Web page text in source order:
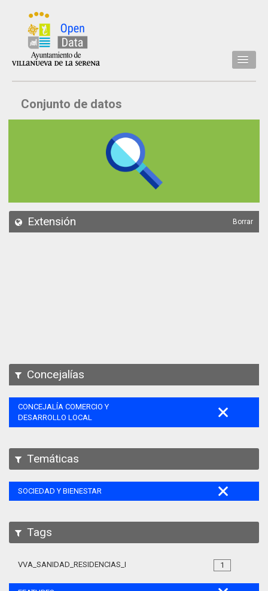
Inicio
Datos
API
Conjunto de datos
Extensión Borrar
Concejalías
CONCEJALÍA COMERCIO Y
DESARROLLO LOCAL
Temáticas
SOCIEDAD Y BIENESTAR
Tags
1
VVA_SANIDAD_RESIDENCIAS_MAYORES_105